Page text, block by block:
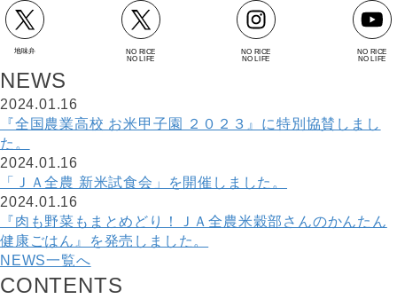
地味弁
NO RICE
NO LIFE
NO RICE
NO LIFE
NO RICE
NO LIFE
NEWS
2024.01.16
『全国農業高校 お米甲子園 ２０２３』に特別協賛しまし
た。
2024.01.16
「ＪＡ全農 新米試食会」を開催しました。
2024.01.16
『肉も野菜もまとめどり！ＪＡ全農米穀部さんのかんたん
健康ごはん』を発売しました。
NEWS一覧へ
CONTENTS